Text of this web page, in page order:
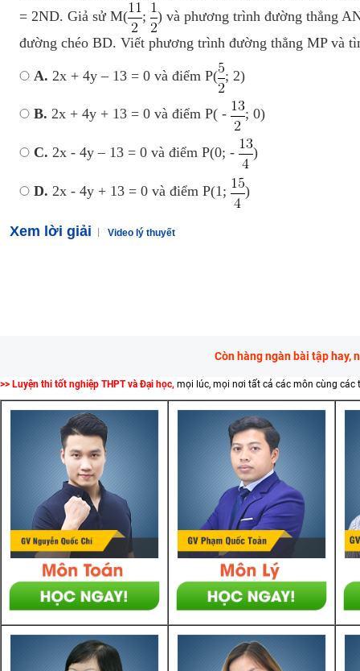
= 2ND. Giả sử M(
;
) và phương trình đường thẳng
đường chéo BD. Viết phương trình đường thẳng MP và
A. 2x + 4y – 13 = 0 và điểm P( ; 2)
B. 2x + 4y + 13 = 0 và điểm P( - ; 0)
C. 2x - 4y – 13 = 0 và điểm P(0; - )
D. 2x - 4y + 13 = 0 và điểm P(1; )
Xem lời giải Video lý thuyết
Còn hàng ngàn bài tập hay,
>> Luyện thi tốt nghiệp THPT và Đại học, mọi lúc, mọi nơi tất cả các môn cùng các